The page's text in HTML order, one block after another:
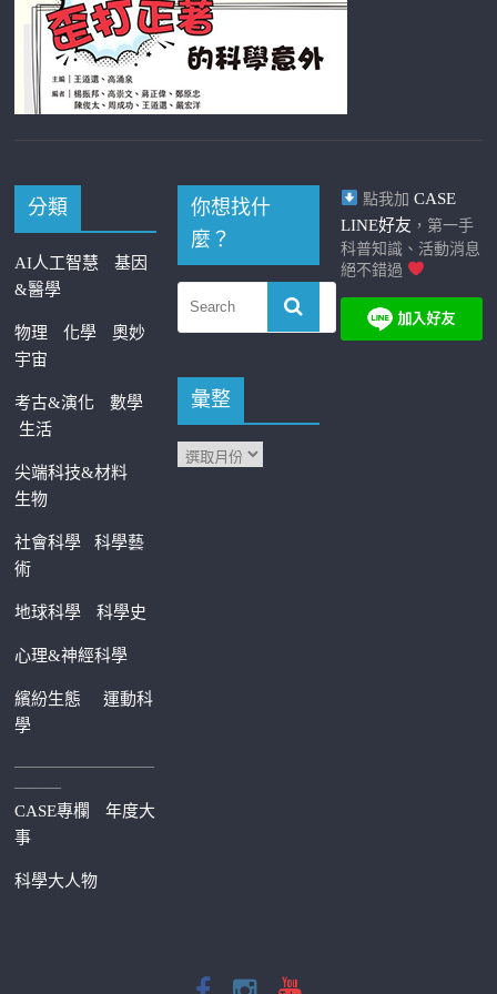
分類
AI人工智慧
基因
&醫學
物理 化學
奧妙
宇宙
考古&演化
數學
生活
尖端科技&材料
生物
社會科學科學藝
術
地球科學 科學史
心理&神經科學
繽紛生態運動科
學
—————————
———
CASE專欄
年度大
事
科學大人物
你想找什
麼？
彙整
點我加 CASE
LINE好友 ，第一手
科普知識、活動消息
絕不錯過